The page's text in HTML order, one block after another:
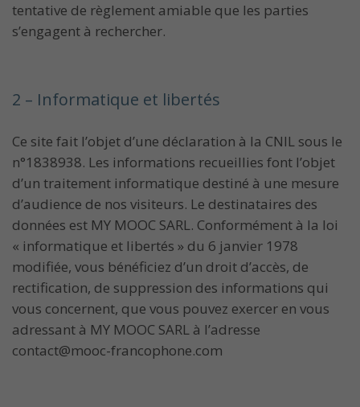
tentative de règlement amiable que les parties
s’engagent à rechercher.
2 – Informatique et libertés
Ce site fait l’objet d’une déclaration à la CNIL sous le
n°1838938. Les informations recueillies font l’objet
d’un traitement informatique destiné à une mesure
d’audience de nos visiteurs. Le destinataires des
données est MY MOOC SARL. Conformément à la loi
« informatique et libertés » du 6 janvier 1978
modifiée, vous bénéficiez d’un droit d’accès, de
rectification, de suppression des informations qui
vous concernent, que vous pouvez exercer en vous
adressant à MY MOOC SARL à l’adresse
contact@mooc-francophone.com